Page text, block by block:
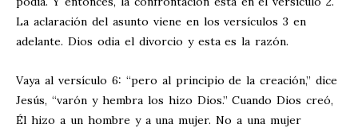
La aclaración del asunto viene en los versículos 3 en
adelante. Dios odia el divorcio y esta es la razón.
Vaya al versículo 6: “pero al principio de la creación,” dice
Jesús, “varón y hembra los hizo Dios.” Cuando Dios creó,
Él hizo a un hombre y a una mujer. No a una mujer